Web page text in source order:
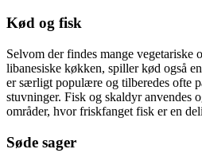
Kød og fisk
Selvom der findes mange vegetariske
libanesiske køkken, spiller kød også
er særligt populære og tilberedes ofte
stuvninger. Fisk og skaldyr anvendes
områder, hvor friskfanget fisk er en
Søde sager